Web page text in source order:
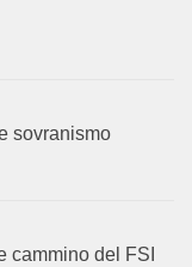
sovranismo
cammino del FSI